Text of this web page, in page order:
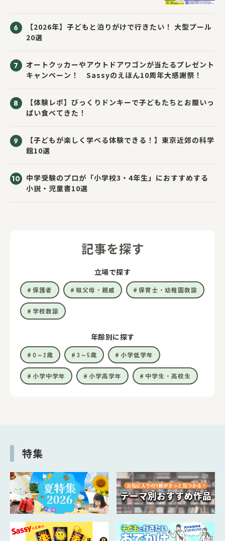
【2026年】子どもと泊りがけで行きたい！ 大型プール
20選
オートクッカーやアウトドアワゴンが当たるプレゼント
キャンペーン！ Sassyのえほん10周年大感謝祭！
【体験レポ】びっくりドンキーで子どもたちとお腹いっ
ぱい食べてきた！
【子どもが楽しく学べる体験できる！】東京近郊の科学
館10選
中学受験のプロが「小学校3・4年生」におすすめする
小説・児童書10選
記事を探す
立場で探す
保護者 祖父母・親戚 保育士・幼稚園教諭
学校教諭
年齢別に探す
0～2歳 3～5歳 小学低学年
小学中学年 小学高学年 中学生・高校生
特集